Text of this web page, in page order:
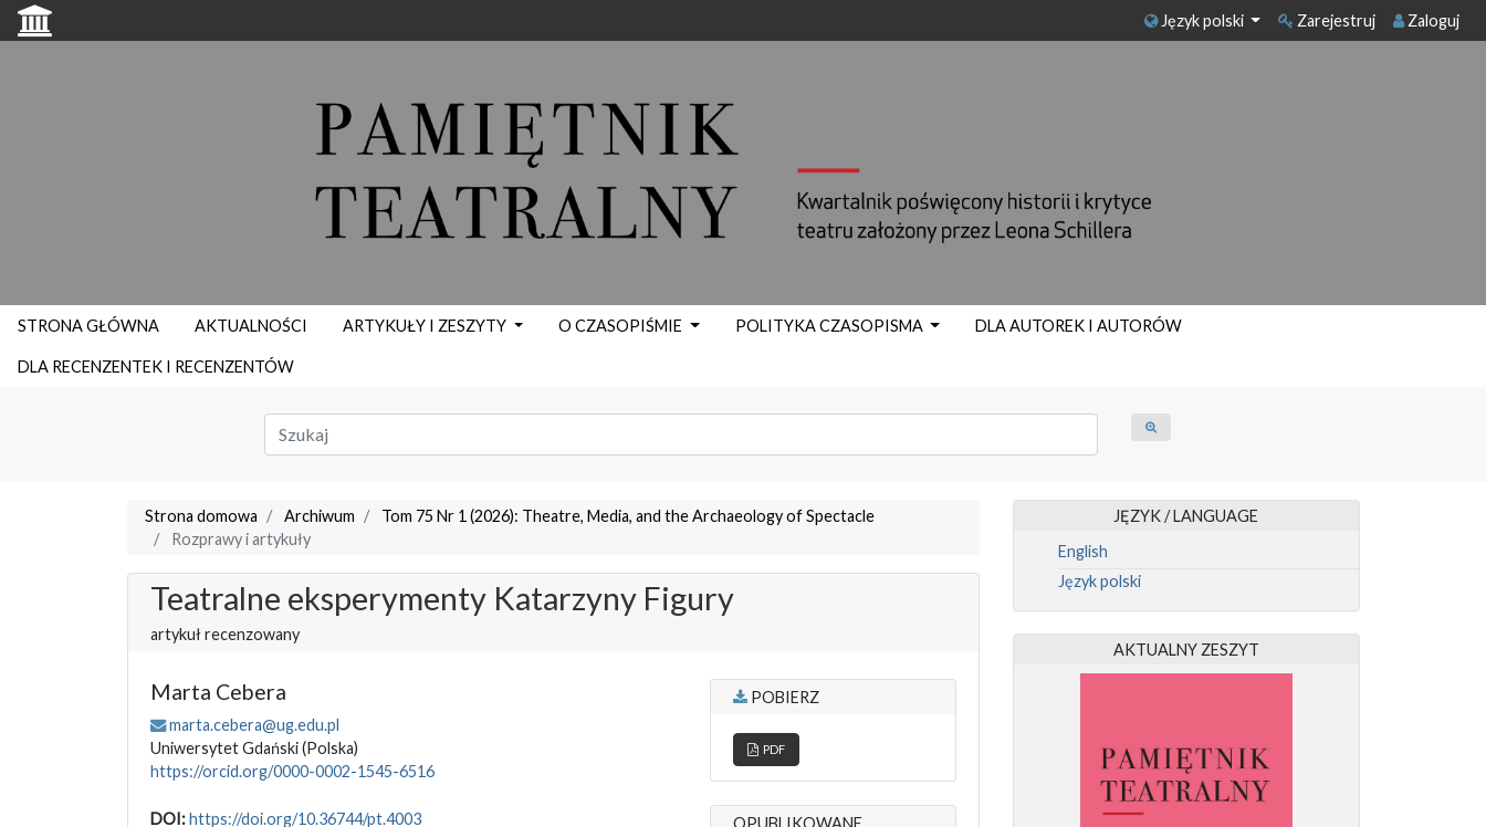
Język polski Zarejestruj Zaloguj
STRONA GŁÓWNA AKTUALNOŚCI ARTYKUŁY I ZESZYTY O CZASOPIŚMIE POLITYKA CZASOPISMA DLA AUTOREK I AUTORÓW
DLA RECENZENTEK I RECENZENTÓW
Strona domowa Archiwum
Tom 75 Nr 1 (2026): Theatre, Media, and the Archaeology of Spectacle
Rozprawy i artykuły
Teatralne eksperymenty Katarzyny Figury
artykuł recenzowany
Marta Cebera
marta.cebera@ug.edu.pl
Uniwersytet Gdański(Polska)
https://orcid.org/0000-0002-1545-6516
DOI:https://doi.org/10.36744/pt.4003
POBIERZ
PDF
JĘZYK / LANGUAGE
English
Język polski
AKTUALNY ZESZYT